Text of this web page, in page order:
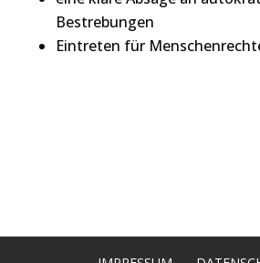
Bestrebungen
Eintreten für